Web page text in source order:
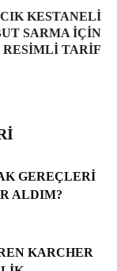
KESTANELI
SARMA İÇIN
RESIMLI TARIF
GEREÇLERI
ALDIM?
KARCHER